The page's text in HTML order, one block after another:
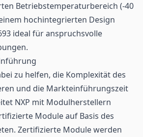
Betriebstemperaturbereich (-40
einem hochintegrierten Design
ideal für anspruchsvolle
zu helfen, die Komplexität des
und die Markteinführungszeit
NXP mit Modulherstellern
Module auf Basis des
Zertifizierte Module werden